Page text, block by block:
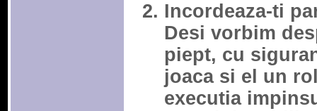
Incordeaza-ti
Desi vorbim
piept, cu
joaca si el un
executia